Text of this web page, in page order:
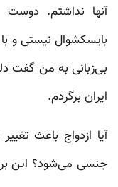
آنها نداشتم.
بایسکشوال نیستی و
بی‌زبانی به من گفت
ایران برگردم.
آیا ازدواج باعث
جنسی می‌شود؟ این